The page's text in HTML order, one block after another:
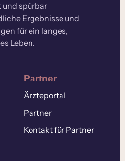
spürbar
Ergebnisse und
für ein langes,
Leben.
Partner
Ärzteportal
Partner
Kontakt für Partner